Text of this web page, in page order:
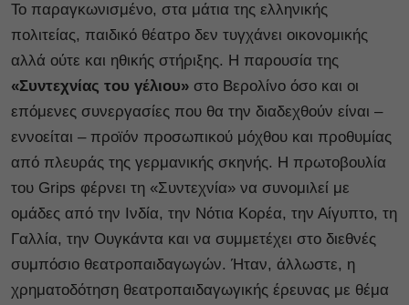
Το παραγκωνισμένο, στα μάτια της ελληνικής
πολιτείας, παιδικό θέατρο δεν τυγχάνει οικονομικής
αλλά ούτε και ηθικής στήριξης. Η παρουσία της
«Συντεχνίας του γέλιου» στο Βερολίνο όσο και οι
επόμενες συνεργασίες που θα την διαδεχθούν είναι –
εννοείται – προϊόν προσωπικού μόχθου και προθυμίας
από πλευράς της γερμανικής σκηνής. Η πρωτοβουλία
του Grips φέρνει τη «Συντεχνία» να συνομιλεί με
ομάδες από την Ινδία, την Νότια Κορέα, την Αίγυπτο, τη
Γαλλία, την Ουγκάντα και να συμμετέχει στο διεθνές
συμπόσιο θεατροπαιδαγωγών. Ήταν, άλλωστε, η
χρηματοδότηση θεατροπαιδαγωγικής έρευνας με θέμα